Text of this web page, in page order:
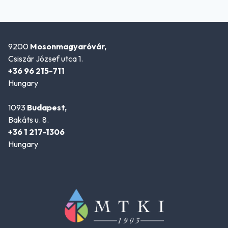
9200 Mosonmagyaróvár,
Csiszár József utca 1.
+36 96 215-711
Hungary
1093 Budapest,
Bakáts u. 8.
+36 1 217-1306
Hungary